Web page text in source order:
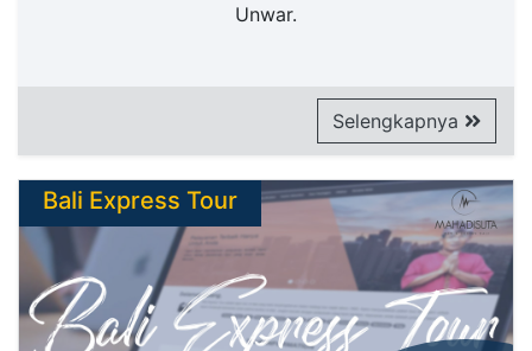
Unwar.
Selengkapnya
Bali Express Tour